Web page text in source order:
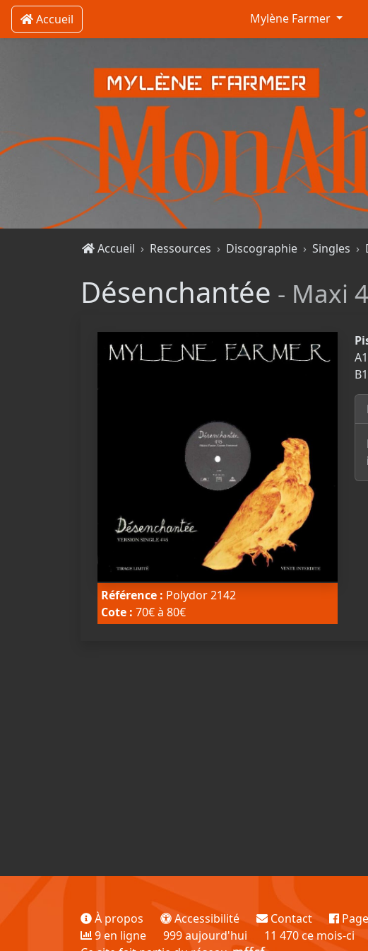
Accueil Mylène Farmer
Accueil Ressources Discographie Singles
Désenchantée - Maxi
Référence : Polydor 2142
Cote : 70€ à 80€
À propos Accessibilité Contact
9 en ligne
999 aujourd'hui 11 470 ce mois-ci